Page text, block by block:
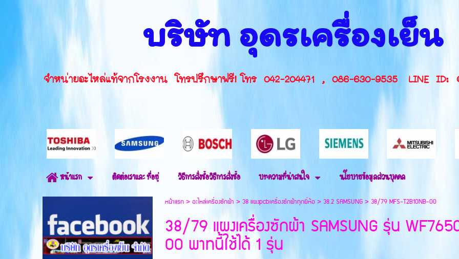
บริษัท อุดรเครื่องเย็
จำหน่ายอะไหล่แท้จากโรงงาน โทรปรึกษาฟรี! โทร 042-204471 , 086-630-9535
หน้าแรก ติดต่อเราและ ที่อยู่ วิธีการสั่งซื้อวิธีการสั่งซื้อ บทความที่น่าสนใจ นโยบายข้อมูลส่วนบุคคล
หน้าแรก>อะไหล่เครื่องซักผ้า >38 แผงpcbเครื่องซักผ้าทุกยี่ห้อ> 38.2 SAMSUNG>38/79 MFS-T2B10NB-00
38/79 แผงเครื่องซักผ้า SAMSUNG รุ่น
00 พาทนี้ใช้ได้ 1 รุ่น